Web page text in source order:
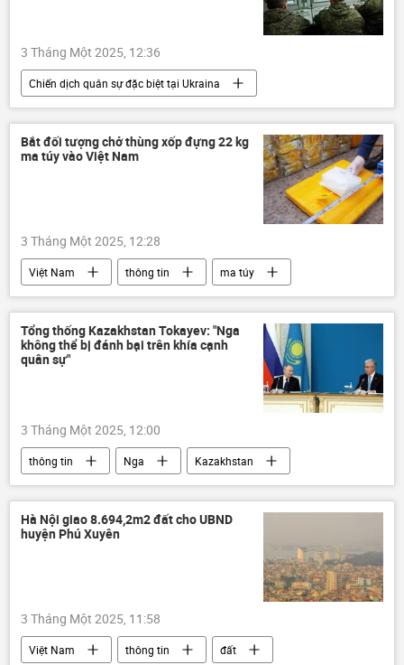
3 Tháng Một 2025, 12:36
Chiến dịch quân sự đặc biệt tại Ukraina
Bộ Quốc phòng Nga
Nga
Cuộc khủng hoảng ở Ukraina
Ukraina
UAV
máy bay không người lái
Bắt đối tượng chở thùng xốp đựng 22 kg
ma túy vào Việt Nam
3 Tháng Một 2025, 12:28
Việt Nam thông tin
ma túy
tội phạm
Pháp luật
công an
Bộ Công an Việt Nam
Tổng thống Kazakhstan Tokayev: "Nga
không thể bị đánh bại trên khía cạnh
quân sự"
3 Tháng Một 2025, 12:00
thông tin Nga
Kazakhstan
Ukraina
Cuộc khủng hoảng ở Ukraina
Hà Nội giao 8.694,2m2 đất cho UBND
huyện Phú Xuyên
3 Tháng Một 2025, 11:58
Việt Nam thông tin
đất